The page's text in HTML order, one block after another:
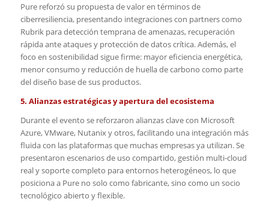
Pure reforzó su propuesta de valor en términos de
ciberresiliencia, presentando integraciones con partners como
Rubrik para detección temprana de amenazas, recuperación
rápida ante ataques y protección de datos crítica. Además, el
foco en sostenibilidad sigue firme: mayor eficiencia energética,
menor consumo y reducción de huella de carbono como parte
del diseño base de sus productos.
5. Alianzas estratégicas y apertura del ecosistema
Durante el evento se reforzaron alianzas clave con Microsoft
Azure, VMware, Nutanix y otros, facilitando una integración más
fluida con las plataformas que muchas empresas ya utilizan. Se
presentaron escenarios de uso compartido, gestión multi-cloud
real y soporte completo para entornos heterogéneos, lo que
posiciona a Pure no solo como fabricante, sino como un socio
tecnológico abierto y flexible.